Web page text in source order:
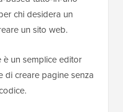
chi desidera un
un sito web.
è un semplice editor
creare pagine senza